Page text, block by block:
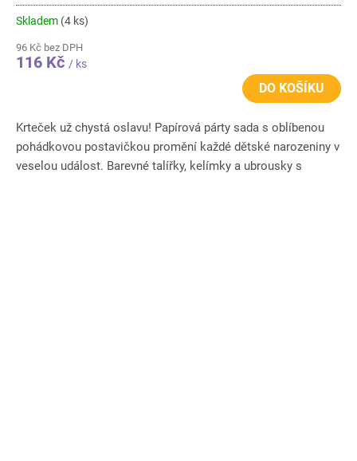
Skladem (4 ks)
96 Kč bez DPH
116 Kč / ks
DO KOŠÍKU
Krteček už chystá oslavu! Papírová párty sada s oblíbenou
pohádkovou postavičkou promění každé dětské narozeniny v
veselou událost. Barevné talířky, kelímky a ubrousky s